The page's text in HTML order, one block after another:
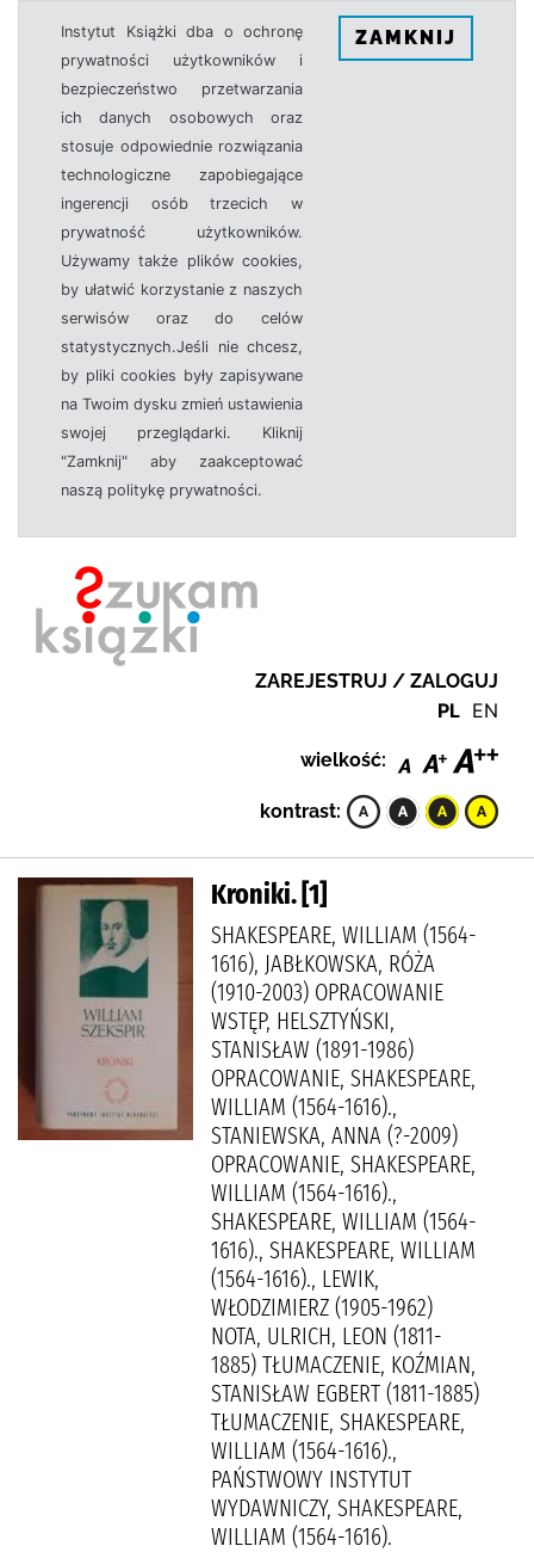
Instytut Książki dba o ochronę
prywatności użytkowników i
bezpieczeństwo przetwarzania
ich danych osobowych oraz
stosuje odpowiednie rozwiązania
technologiczne zapobiegające
ingerencji osób trzecich w
prywatność użytkowników.
Używamy także plików cookies,
by ułatwić korzystanie z naszych
serwisów oraz do celów
statystycznych.Jeśli nie chcesz,
by pliki cookies były zapisywane
na Twoim dysku zmień ustawienia
swojej przeglądarki. Kliknij
"Zamknij" aby zaakceptować
naszą politykę prywatności.
ZAMKNIJ
ZAREJESTRUJ / ZALOGUJ
PL EN
wielkość:
kontrast:
Kroniki. [1]
SHAKESPEARE, WILLIAM (1564-
1616), JABŁKOWSKA, RÓŻA
(1910-2003) OPRACOWANIE
WSTĘP, HELSZTYŃSKI,
STANISŁAW (1891-1986)
OPRACOWANIE, SHAKESPEARE,
WILLIAM (1564-1616).,
STANIEWSKA, ANNA (?-2009)
OPRACOWANIE, SHAKESPEARE,
WILLIAM (1564-1616).,
SHAKESPEARE, WILLIAM (1564-
1616)., SHAKESPEARE, WILLIAM
(1564-1616)., LEWIK,
WŁODZIMIERZ (1905-1962)
NOTA, ULRICH, LEON (1811-
1885) TŁUMACZENIE, KOŹMIAN,
STANISŁAW EGBERT (1811-1885)
TŁUMACZENIE, SHAKESPEARE,
WILLIAM (1564-1616).,
PAŃSTWOWY INSTYTUT
WYDAWNICZY, SHAKESPEARE,
WILLIAM (1564-1616).